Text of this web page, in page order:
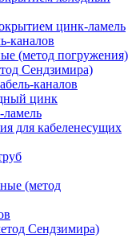
цинк-ламель
каналов
(метод погружения)
Сендзимира)
каналов
цинк
для кабеленесущих
(метод
Сендзимира)